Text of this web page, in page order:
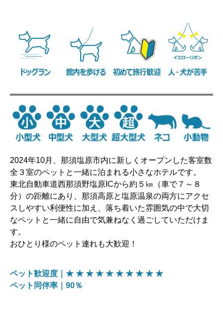
2024年10月、那須塩原市内に新しくオープンした客室数
全３室のペットと一緒に泊まれる小さなホテルです。
東北自動車道西那須野塩原ICから約５㎞（車で７～８
分）の距離にあり、那須高原と塩原温泉の両方にアクセ
スしやすい利便性に加え、落ち着いた雰囲気の中で大切
なペットと一緒に自由で気兼ねなく過ごしていただけま
す。
おひとり様のペット連れも大歓迎！
ペット歓迎度｜★ ★ ★ ★ ★ ★ ★ ★ ★ ★
ペット同伴率｜90％